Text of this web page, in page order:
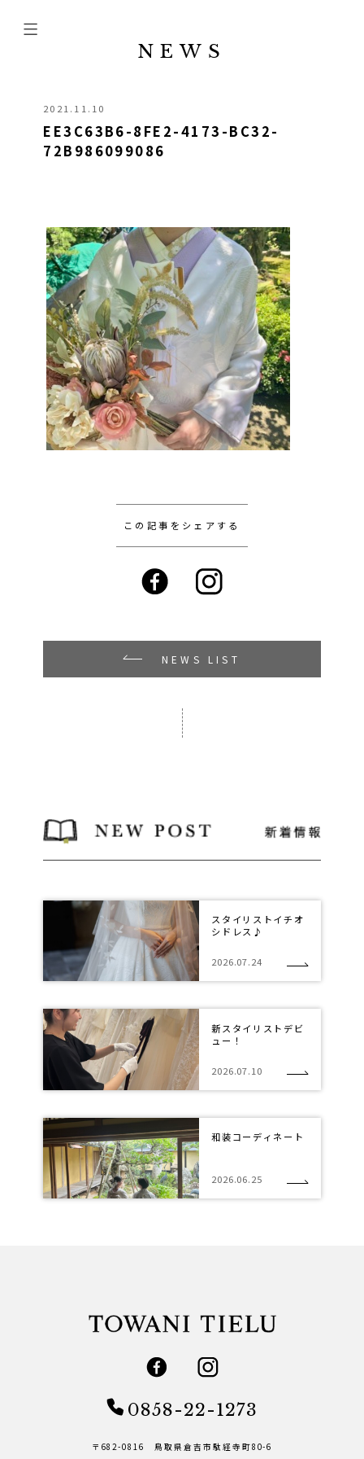
NEWS
2021.11.10
EE3C63B6-8FE2-4173-BC32-
72B986099086
この記事をシェアする
NEWS LIST
スタイリストイチオ
シドレス♪
2026.07.24
新スタイリストデビ
ュー！
2026.07.10
和装コーディネート
2026.06.25
0858-22-1273
〒682-0816 鳥取県倉吉市駄経寺町80-6